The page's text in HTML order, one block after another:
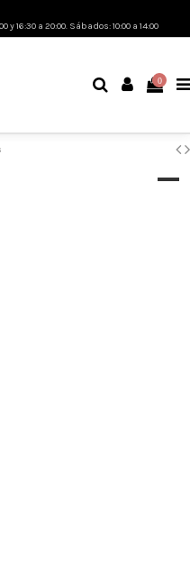
y 16:30 a 20:00. Sábados: 10:00 a 14:00
0